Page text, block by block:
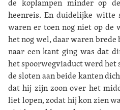
de koplampen minder op
heenreis. En duidelijke witte
waren er toen nog niet op de
het nog wel, daar waren
naar een kant ging was dat
het spoorwegviaduct werd het
de sloten aan beide kanten
dat hij zijn zoon over het
liet lopen, zodat hij kon zien